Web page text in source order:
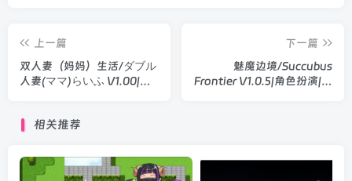
上一篇
双人妻（妈妈）生活/ダブル
人妻(ママ)らいふ V1.00|角
下一篇
魅魔边境/Succubus
Frontier V1.0.5|角色扮演|容
相关推荐